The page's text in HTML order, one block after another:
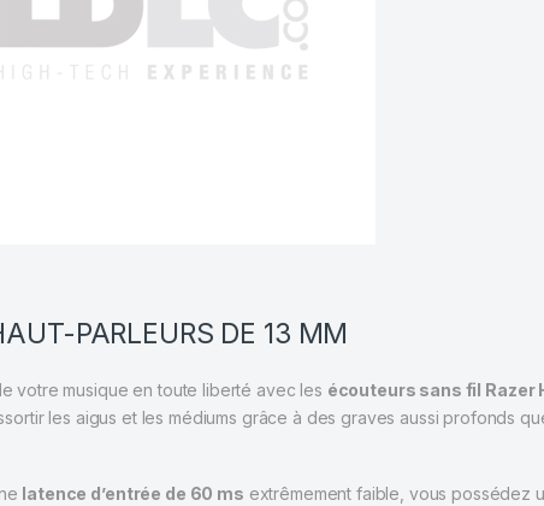
PARLEURS DE 13 MM
votre musique en toute liberté avec les écouteurs sans fil Razer
les aigus et les médiums grâce à des graves aussi profonds
latence d’entrée de 60 ms extrêmement faible, vous possédez